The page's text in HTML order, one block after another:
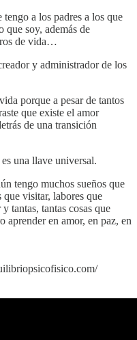
tengo a los padres a los que
soy, además de
de vida…
y administrador de los
porque a pesar de tantos
que existe el amor
de una transición
una llave universal.
tengo muchos sueños que
que visitar, labores que
tantas, tantas cosas que
en amor, en paz, en